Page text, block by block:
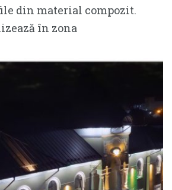
din material compozit.
în zona